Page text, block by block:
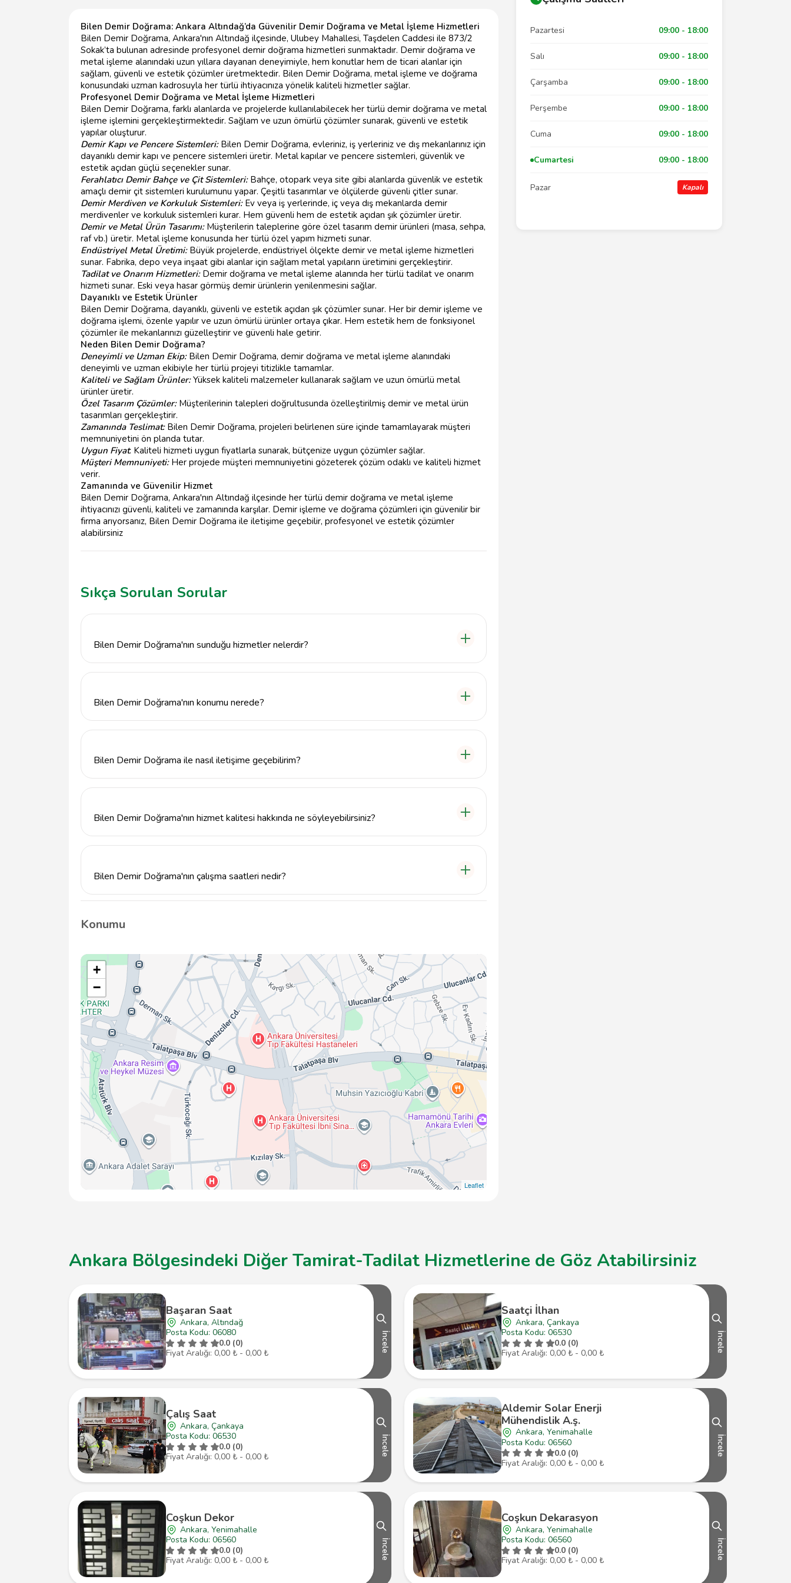
Bilen Demir Doğrama: Ankara Altındağ’da Güvenilir Demir Doğrama ve Metal İşleme Hizmetleri
Bilen Demir Doğrama, Ankara'nın Altındağ ilçesinde, Ulubey Mahallesi, Taşdelen Caddesi ile 873/2
Sokak’ta bulunan adresinde profesyonel demir doğrama hizmetleri sunmaktadır. Demir doğrama ve
metal işleme alanındaki uzun yıllara dayanan deneyimiyle, hem konutlar hem de ticari alanlar için
sağlam, güvenli ve estetik çözümler üretmektedir. Bilen Demir Doğrama, metal işleme ve doğrama
konusundaki uzman kadrosuyla her türlü ihtiyacınıza yönelik kaliteli hizmetler sağlar.
Profesyonel Demir Doğrama ve Metal İşleme Hizmetleri
Bilen Demir Doğrama, farklı alanlarda ve projelerde kullanılabilecek her türlü demir doğrama ve metal
işleme işlemini gerçekleştirmektedir. Sağlam ve uzun ömürlü çözümler sunarak, güvenli ve estetik
yapılar oluşturur.
Demir Kapı ve Pencere Sistemleri:Bilen Demir Doğrama, evleriniz, iş yerleriniz ve dış mekanlarınız için
dayanıklı demir kapı ve pencere sistemleri üretir. Metal kapılar ve pencere sistemleri, güvenlik ve
estetik açıdan güçlü seçenekler sunar.
Ferahlatıcı Demir Bahçe ve Çit Sistemleri:Bahçe, otopark veya site gibi alanlarda güvenlik ve estetik
amaçlı demir çit sistemleri kurulumunu yapar. Çeşitli tasarımlar ve ölçülerde güvenli çitler sunar.
Demir Merdiven ve Korkuluk Sistemleri:Ev veya iş yerlerinde, iç veya dış mekanlarda demir
merdivenler ve korkuluk sistemleri kurar. Hem güvenli hem de estetik açıdan şık çözümler üretir.
Demir ve Metal Ürün Tasarımı:Müşterilerin taleplerine göre özel tasarım demir ürünleri (masa, sehpa,
raf vb.) üretir. Metal işleme konusunda her türlü özel yapım hizmeti sunar.
Endüstriyel Metal Üretimi:Büyük projelerde, endüstriyel ölçekte demir ve metal işleme hizmetleri
sunar. Fabrika, depo veya inşaat gibi alanlar için sağlam metal yapıların üretimini gerçekleştirir.
Tadilat ve Onarım Hizmetleri:Demir doğrama ve metal işleme alanında her türlü tadilat ve onarım
hizmeti sunar. Eski veya hasar görmüş demir ürünlerin yenilenmesini sağlar.
Dayanıklı ve Estetik Ürünler
Bilen Demir Doğrama, dayanıklı, güvenli ve estetik açıdan şık çözümler sunar. Her bir demir işleme ve
doğrama işlemi, özenle yapılır ve uzun ömürlü ürünler ortaya çıkar. Hem estetik hem de fonksiyonel
çözümler ile mekanlarınızı güzelleştirir ve güvenli hale getirir.
Neden Bilen Demir Doğrama?
Deneyimli ve Uzman Ekip: Bilen Demir Doğrama, demir doğrama ve metal işleme alanındaki
deneyimli ve uzman ekibiyle her türlü projeyi titizlikle tamamlar.
Kaliteli ve Sağlam Ürünler:Yüksek kaliteli malzemeler kullanarak sağlam ve uzun ömürlü metal
ürünler üretir.
Özel Tasarım Çözümler:Müşterilerinin talepleri doğrultusunda özelleştirilmiş demir ve metal ürün
tasarımları gerçekleştirir.
Zamanında Teslimat:Bilen Demir Doğrama, projeleri belirlenen süre içinde tamamlayarak müşteri
memnuniyetini ön planda tutar.
Uygun Fiyat: Kaliteli hizmeti uygun fiyatlarla sunarak, bütçenize uygun çözümler sağlar.
Müşteri Memnuniyeti:Her projede müşteri memnuniyetini gözeterek çözüm odaklı ve kaliteli hizmet
verir.
Zamanında ve Güvenilir Hizmet
Bilen Demir Doğrama, Ankara'nın Altındağ ilçesinde her türlü demir doğrama ve metal işleme
ihtiyacınızı güvenli, kaliteli ve zamanında karşılar. Demir işleme ve doğrama çözümleri için güvenilir bir
firma arıyorsanız, Bilen Demir Doğrama ile iletişime geçebilir, profesyonel ve estetik çözümler
alabilirsiniz
Sıkça Sorulan Sorular
Bilen Demir Doğrama'nın sunduğu hizmetler nelerdir?
Bilen Demir Doğrama'nın konumu nerede?
Bilen Demir Doğrama ile nasıl iletişime geçebilirim?
Bilen Demir Doğrama'nın hizmet kalitesi hakkında ne söyleyebilirsiniz?
Bilen Demir Doğrama'nın çalışma saatleri nedir?
Bilen Demir Doğrama'nın çalışma saatleri hakkında net bilgiye sahip değiliz, ancak iletişim
Konumu
+
−
Leaflet
Pazartesi 09:00 - 18:00
Salı 09:00 - 18:00
Çarşamba 09:00 - 18:00
Perşembe 09:00 - 18:00
Cuma 09:00 - 18:00
Cumartesi 09:00 - 18:00
Pazar Kapalı
Ankara Bölgesindeki Diğer Tamirat-Tadilat Hizmetlerine de Göz Atabilirsiniz
Başaran Saat
Ankara, Altındağ
Posta Kodu: 06080
0.0 (0)
Fiyat Aralığı: 0,00 ₺ - 0,00 ₺
İncele
Saatçi İlhan
Ankara, Çankaya
Posta Kodu: 06530
0.0 (0)
Fiyat Aralığı: 0,00 ₺ - 0,00 ₺
İncele
Çalış Saat
Ankara, Çankaya
Posta Kodu: 06530
0.0 (0)
Fiyat Aralığı: 0,00 ₺ - 0,00 ₺
İncele
Aldemir Solar Enerji
Mühendislik A.ş.
Ankara, Yenimahalle
Posta Kodu: 06560
0.0 (0)
Fiyat Aralığı: 0,00 ₺ - 0,00 ₺
İncele
Coşkun Dekor
Ankara, Yenimahalle
Posta Kodu: 06560
0.0 (0)
Fiyat Aralığı: 0,00 ₺ - 0,00 ₺
İncele
Coşkun Dekarasyon
Ankara, Yenimahalle
Posta Kodu: 06560
0.0 (0)
Fiyat Aralığı: 0,00 ₺ - 0,00 ₺
İncele